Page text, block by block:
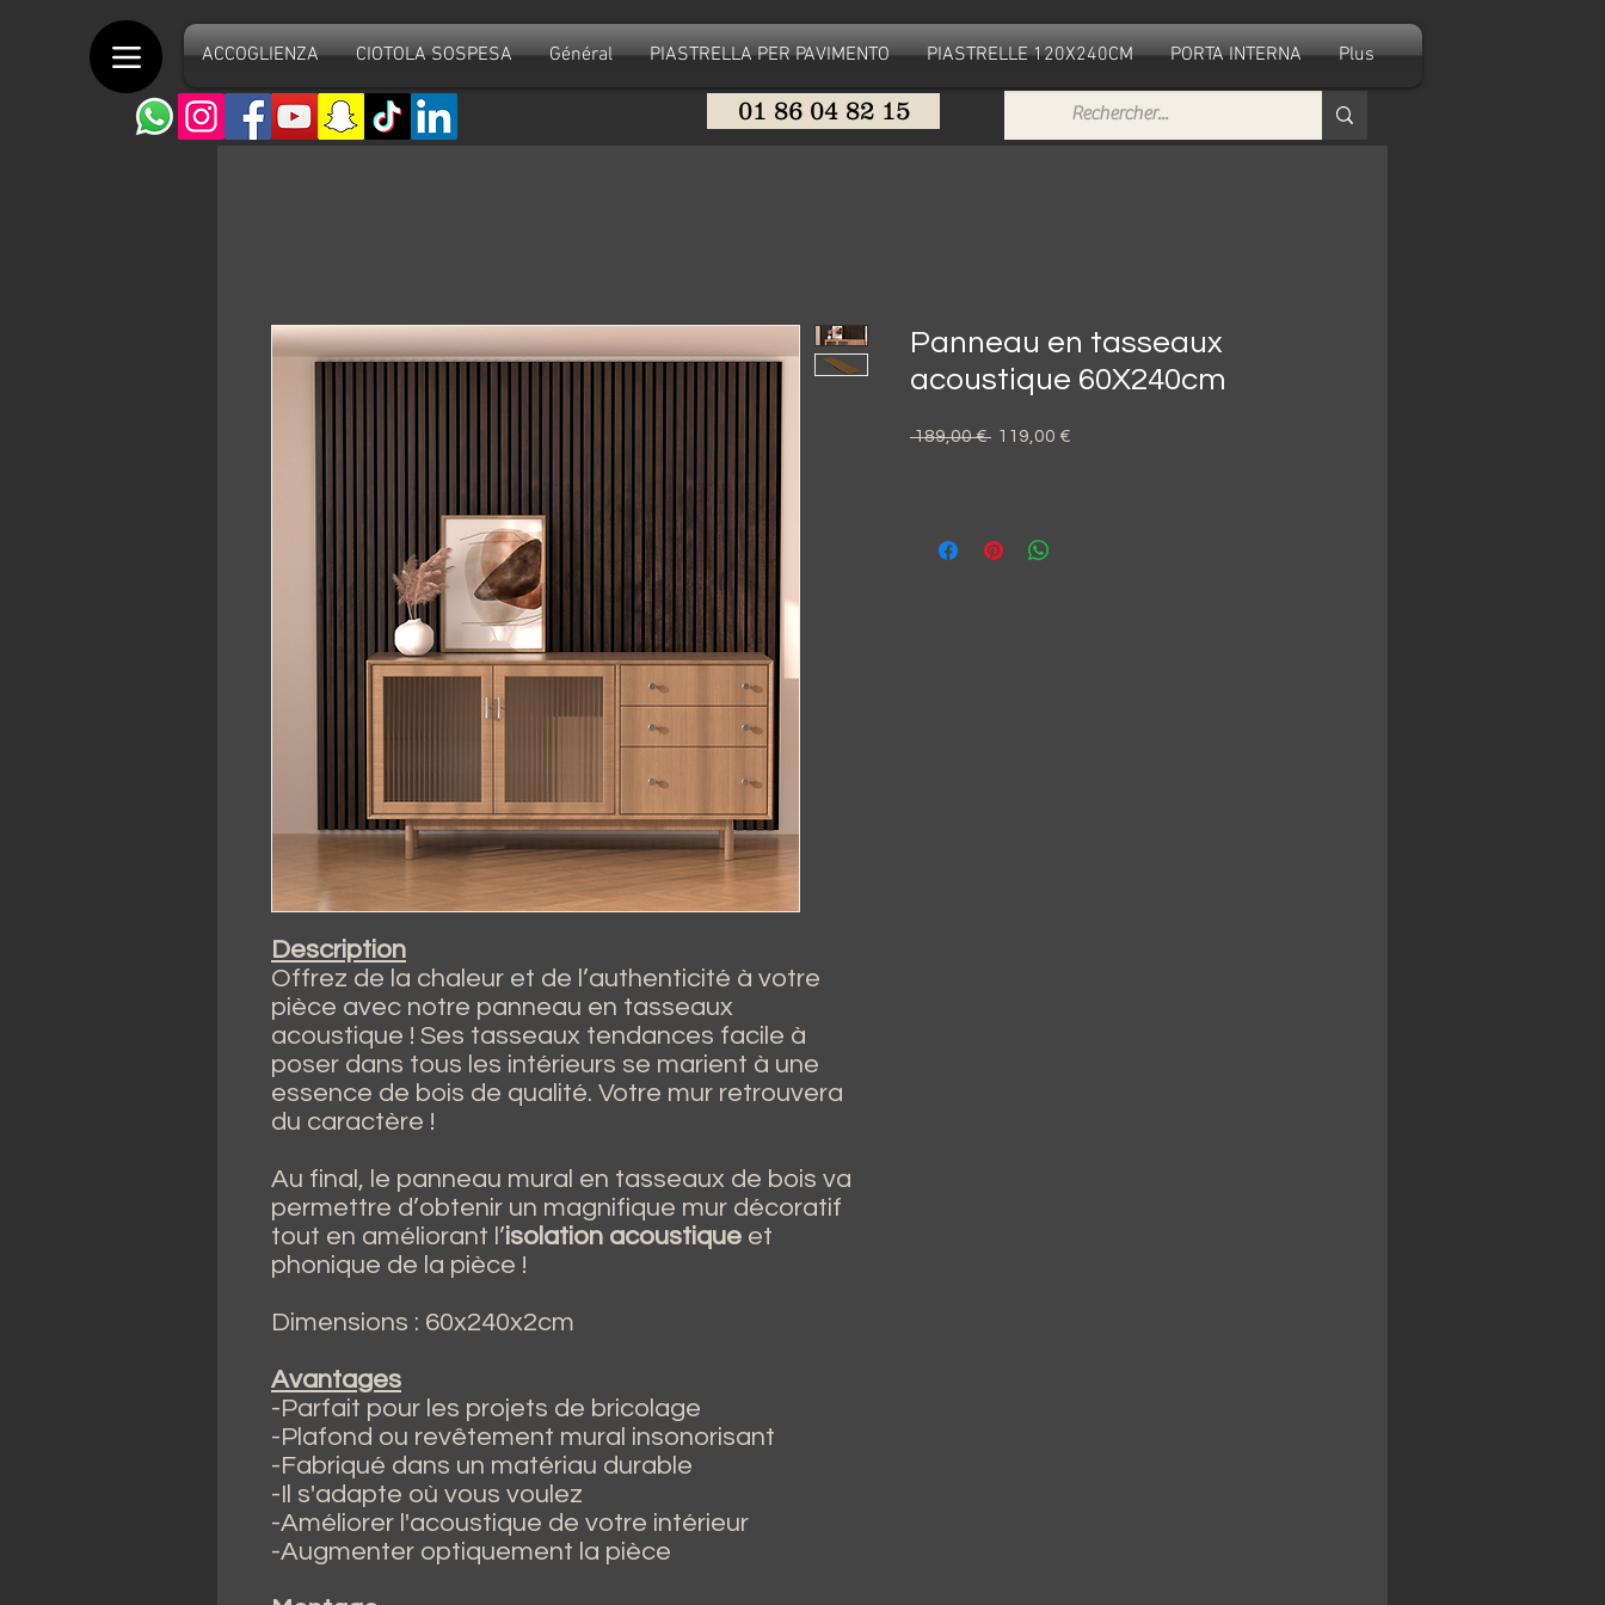
ACCOGLIENZA CIOTOLA SOSPESA Général PIASTRELLA PER PAVIMENTO PIASTRELLE 120X240CM PORTA INTERNA Plus
01 86 04 82 15
Description
Offrez de la chaleur et de l’authenticité à votre
pièce avec notre panneau en tasseaux
acoustique ! Ses tasseaux tendances facile à
poser dans tous les intérieurs se marient à une
essence de bois de qualité. Votre mur retrouvera
du caractère !
Au final, le panneau mural en tasseaux de bois va
permettre d’obtenir un magnifique mur décoratif
tout en améliorant l’isolation acoustique et
phonique de la pièce !
Dimensions : 60x240x2cm
Avantages
-Parfait pour les projets de bricolage
-Plafond ou revêtement mural insonorisant
-Fabriqué dans un matériau durable
-Il s'adapte où vous voulez
-Améliorer l'acoustique de votre intérieur
-Augmenter optiquement la pièce
Panneau en tasseaux
acoustique 60X240cm
189,00 € Prezzo
119,00 €